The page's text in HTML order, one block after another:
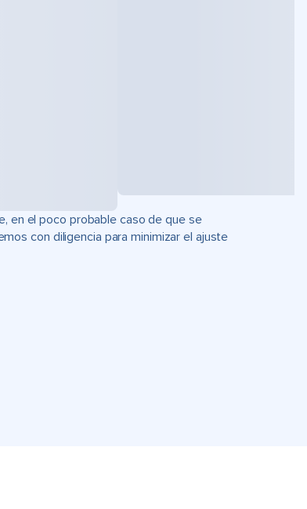
en el poco probable caso de que se
con diligencia para minimizar el ajuste